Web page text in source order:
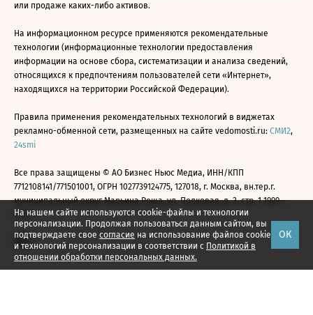
На нашем сайте используются cookie-файлы и технологии
персонализации. Продолжая пользоваться данным сайтом, вы
подтверждаете свое согласие на использование файлов cookie
и технологий персонализации в соответствии с Политикой в
отношении обработки персональных данных.
ОК
или продаже каких-либо активов.
На информационном ресурсе применяются рекомендательные
технологии (информационные технологии предоставления
информации на основе сбора, систематизации и анализа сведений,
относящихся к предпочтениям пользователей сети «Интернет»,
находящихся на территории Российской Федерации).
Правила применения рекомендательных технологий в виджетах
рекламно-обменной сети, размещенных на сайте vedomosti.ru: СМИ2,
24smi
Все права защищены © АО Бизнес Ньюс Медиа, ИНН/КПП
7712108141/771501001, ОГРН 1027739124775, 127018, г. Москва, вн.тер.г.
муниципальный округ Марьина Роща, ул. Полковая, д. 3, стр. 1 1999—
2026